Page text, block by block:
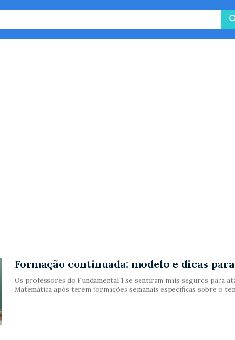
Planejamento Minha Escola Equipe e comunidade
Formação continuada: modelo e dicas
Os professores do Fundamental 1 se sentiram mais seguros para
Matemática após terem formações semanais específicas sobre o